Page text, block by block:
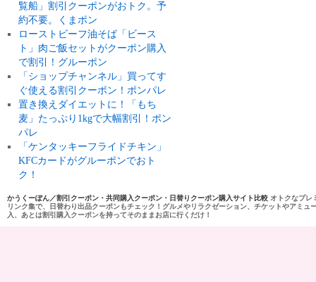
覧船」割引クーポンがおトク。予
約不要。くまポン
ローストビーフ油そば「ビース
ト」肉ご飯セットがクーポン購入
で割引！グルーポン
「ショップチャンネル」買ってす
ぐ使える割引クーポン！ポンパレ
置き換えダイエットに！「もち
麦」たっぷり1kgで大幅割引！ポン
パレ
「ケンタッキーフライドチキン」
KFCカードがグルーポンでおト
ク！
かうくーぽん／割引クーポン・共同購入クーポン・日替りクーポン購入サイト比較 オトクなプレ
リンク集で、日替わり出品クーポンもチェック！グルメやリラクゼーション、チケットやアミ
入、あとは割引購入クーポンを持ってそのままお店に行くだけ！